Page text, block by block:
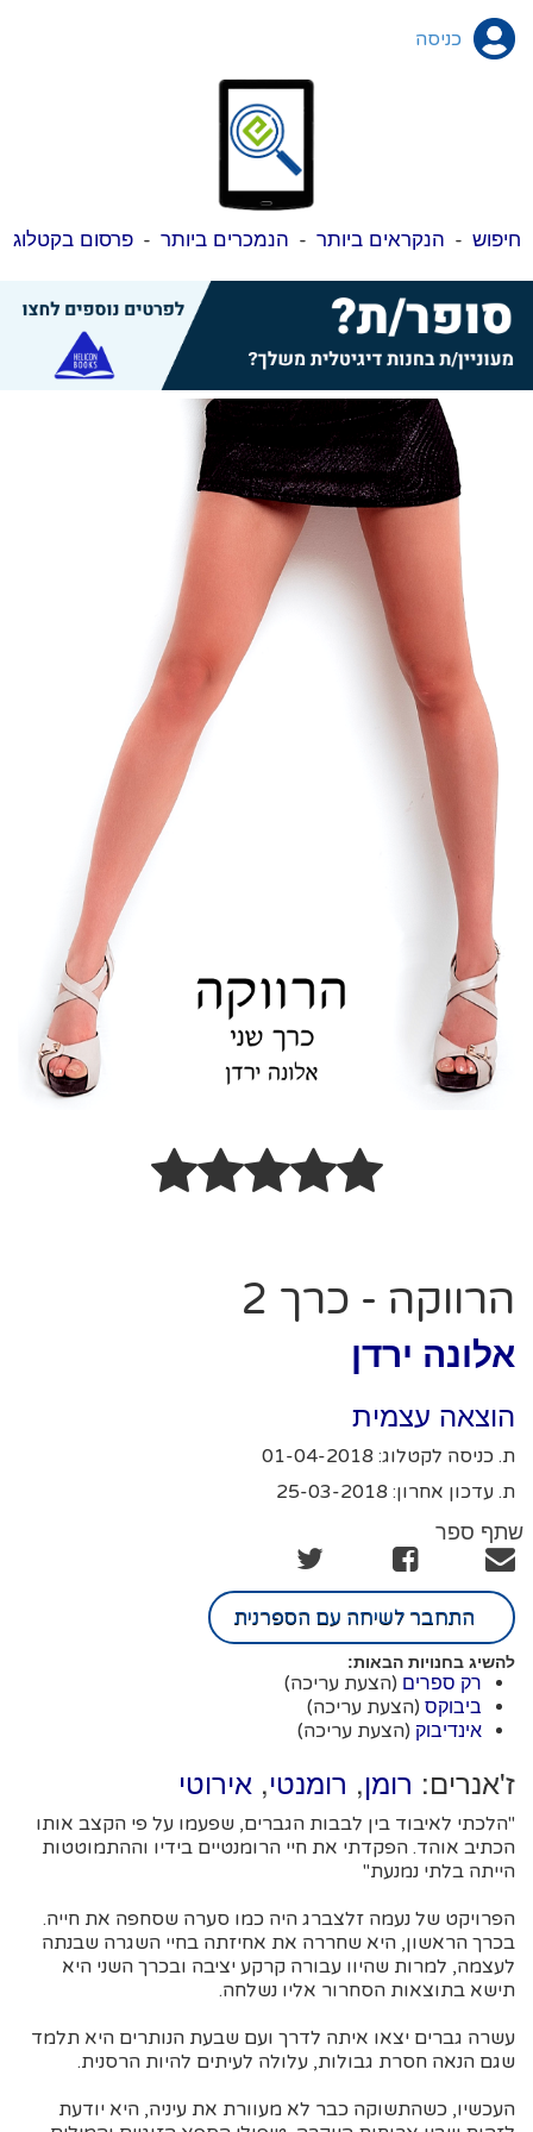
כניסה
חיפוש - הנקראים ביותר - הנמכרים ביותר -פרסום בקטלוג
הרווקה - כרך 2
אלונה ירדן
הוצאה עצמית
ת. כניסה לקטלוג: 01-04-2018
ת. עדכון אחרון: 25-03-2018
שתף ספר
התחבר לשיחה עם הספרנית
להשיג בחנויות הבאות:
רק ספרים (הצעת עריכה)
ביבוקס (הצעת עריכה)
אינדיבוק (הצעת עריכה)
ז'אנרים: רומן, רומנטי, אירוטי
"הלכתי לאיבוד בין לבבות הגברים, שפעמו על פי הקצב אותו
הכתיב אוהד. הפקדתי את חיי הרומנטיים בידיו וההתמוטטות
הייתה בלתי נמנעת"
הפרויקט של נעמה זלצברג היה כמו סערה שסחפה את חייה.
בכרך הראשון, היא שחררה את אחיזתה בחיי השגרה שבנתה
לעצמה, למרות שהיוו עבורה קרקע יציבה ובכרך השני היא
תישא בתוצאות הסחרור אליו נשלחה.
עשרה גברים יצאו איתה לדרך ועם שבעת הנותרים היא תלמד
שגם הנאה חסרת גבולות, עלולה לעיתים להיות הרסנית.
העכשיו, כשהתשוקה כבר לא מעוורת את עיניה, היא יודעת